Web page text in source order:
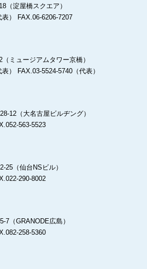
（淀屋橋スクエア）
）
FAX.06-6206-7207
（ミュージアムタワー京橋）
）
FAX.03-5524-5740（代表）
12（大名古屋ビルヂング）
563-5523
25（仙台NSビル）
290-8002
7（GRANODE広島）
258-5360